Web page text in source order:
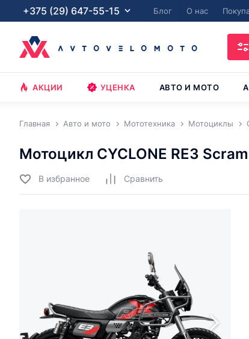
+375 (29) 647-55-15 Блог О нас
АКЦИИ УЦЕНКА АВТО И МОТО
Главная Авто и мото Мототехника Мотоциклы
Мотоцикл CYCLONE RE3
В избранное Cравнить